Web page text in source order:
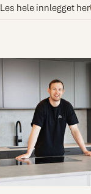
Les hele innlegget her